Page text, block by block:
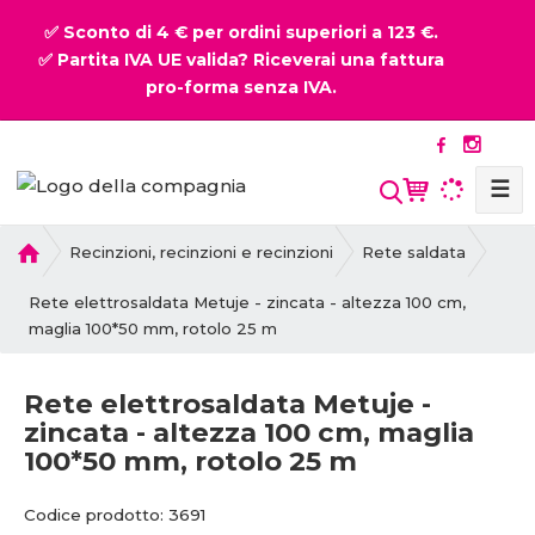
✅ Sconto di 4 € per ordini superiori a 123 €.
✅ Partita IVA UE valida? Riceverai una fattura
pro-forma senza IVA.
☰
i
m
a
g
i
a
Recinzioni, recinzioni e recinzioni Rete saldata
Rete elettrosaldata Metuje - zincata - altezza 100 cm,
maglia 100*50 mm, rotolo 25 m
Rete elettrosaldata Metuje -
zincata - altezza 100 cm, maglia
100*50 mm, rotolo 25 m
Codice prodotto: 3691